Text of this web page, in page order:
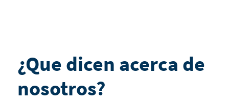
¿Que dicen acerca de
nosotros?